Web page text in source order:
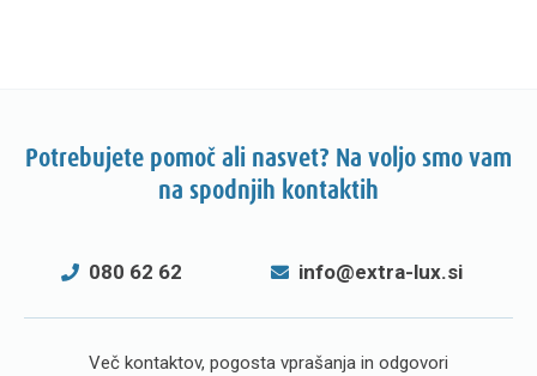
Potrebujete pomoč ali nasvet? Na voljo smo vam
na spodnjih kontaktih
080 62 62 info@extra-lux.si
Več kontaktov, pogosta vprašanja in odgovori